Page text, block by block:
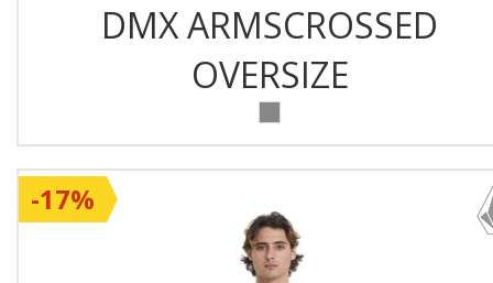
DMX ARMSCROSSED
OVERSIZE
-17%